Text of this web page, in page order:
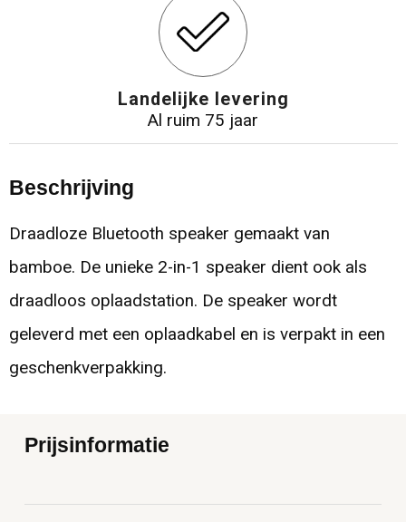
Landelijke levering
Al ruim 75 jaar
Beschrijving
Draadloze Bluetooth speaker gemaakt van
bamboe. De unieke 2-in-1 speaker dient ook als
draadloos oplaadstation. De speaker wordt
geleverd met een oplaadkabel en is verpakt in een
geschenkverpakking.
Prijsinformatie